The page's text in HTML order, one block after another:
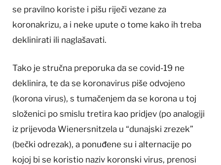
se pravilno koriste i pišu riječi vezane za
koronakrizu, a i neke upute o tome kako ih treba
deklinirati ili naglašavati.
Tako je stručna preporuka da se covid-19 ne
deklinira, te da se koronavirus piše odvojeno
(korona virus), s tumačenjem da se korona u toj
složenici po smislu tretira kao pridjev (po analogiji
iz prijevoda Wienersnitzela u “dunajski zrezek”
(bečki odrezak), a ponuđene su i alternacije po
kojoj bi se koristio naziv koronski virus, prenosi